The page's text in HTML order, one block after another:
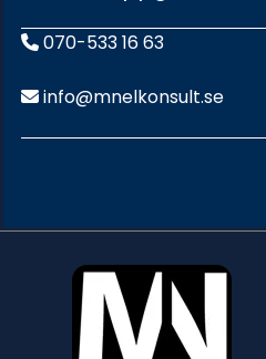
 070-533 16 63
 info@mnelkonsult.se